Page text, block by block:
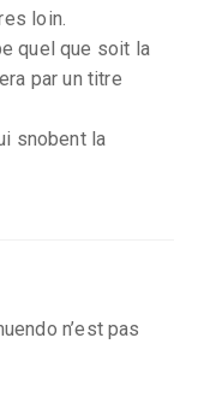
loin.
quel que soit la
par un titre
snobent la
n’est pas